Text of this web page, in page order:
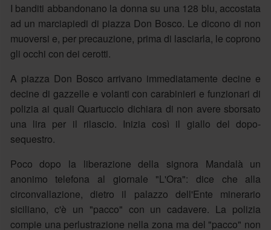
I banditi abbandonano la donna su una 128 blu, accostata
ad un marciapiedi di piazza Don Bosco. Le dicono di non
muoversi e, per precauzione, prima di lasciarla, le coprono
gli occhi con dei cerotti.
A piazza Don Bosco arrivano immediatamente decine e
decine di gazzelle e volanti con carabinieri e funzionari di
polizia ai quali Quartuccio dichiara di non avere sborsato
una lira per il rilascio. Inizia così il giallo del dopo-
sequestro.
Poco dopo la liberazione della signora Mandalà un
anonimo telefona al giornale "L'Ora": dice che alla
circonvallazione, dietro il palazzo dell'Ente minerario
siciliano, c'è un "pacco" con un cadavere. La polizia
compie una perlustrazione nella zona ma del "pacco" non